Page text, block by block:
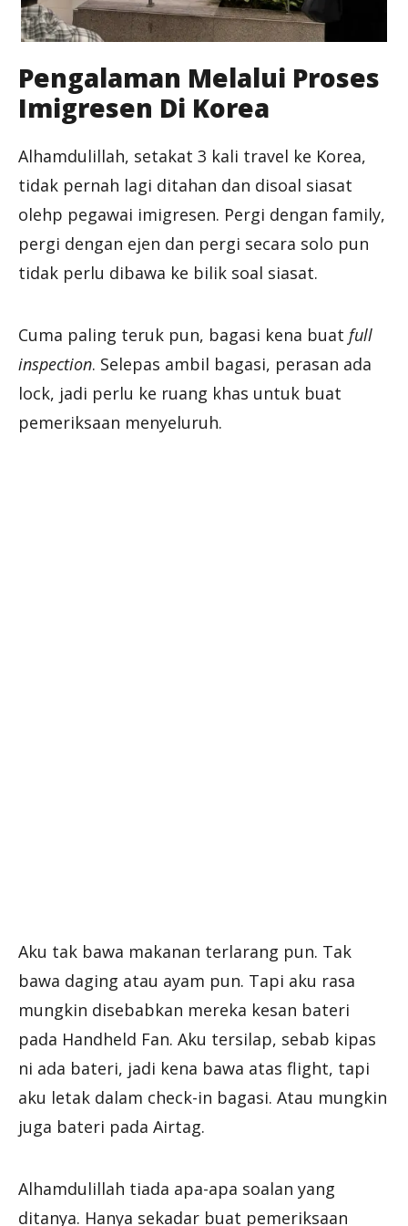
Pengalaman Melalui Proses
Imigresen Di Korea
Alhamdulillah, setakat 3 kali travel ke Korea,
tidak pernah lagi ditahan dan disoal siasat
olehp pegawai imigresen. Pergi dengan family,
pergi dengan ejen dan pergi secara solo pun
tidak perlu dibawa ke bilik soal siasat.
Cuma paling teruk pun, bagasi kena buat full
inspection. Selepas ambil bagasi, perasan ada
lock, jadi perlu ke ruang khas untuk buat
pemeriksaan menyeluruh.
Aku tak bawa makanan terlarang pun. Tak
bawa daging atau ayam pun. Tapi aku rasa
mungkin disebabkan mereka kesan bateri
pada Handheld Fan. Aku tersilap, sebab kipas
ni ada bateri, jadi kena bawa atas flight, tapi
aku letak dalam check-in bagasi. Atau mungkin
juga bateri pada Airtag.
Alhamdulillah tiada apa-apa soalan yang
ditanya. Hanya sekadar buat pemeriksaan